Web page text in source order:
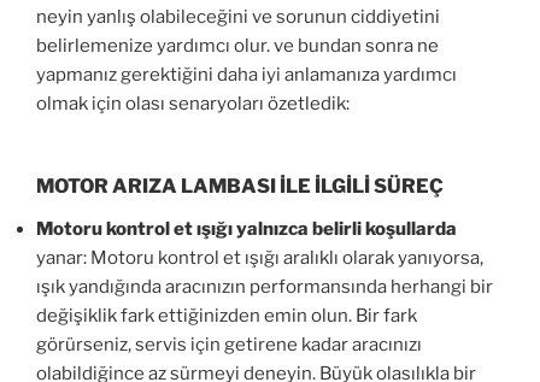
neyin yanlış olabileceğini ve sorunun ciddiyetini
belirlemenize yardımcı olur. ve bundan sonra ne
yapmanız gerektiğini daha iyi anlamanıza yardımcı
olmak için olası senaryoları özetledik:
MOTOR ARIZA LAMBASI İLE İLGİLİ SÜREÇ
Motoru kontrol et ışığı yalnızca belirli koşullarda
yanar: Motoru kontrol et ışığı aralıklı olarak yanıyorsa,
ışık yandığında aracınızın performansında herhangi bir
değişiklik fark ettiğinizden emin olun. Bir fark
görürseniz, servis için getirene kadar aracınızı
olabildiğince az sürmeyi deneyin. Büyük olasılıkla bir